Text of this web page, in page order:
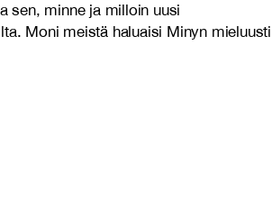
sen, minne ja milloin uusi
Moni meistä haluaisi Minyn mieluusti